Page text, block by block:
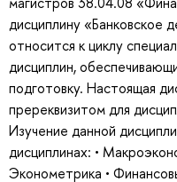
дисциплину «Банковское
относится к циклу
дисциплин,
подготовку. Настоящая
пререквизитом для
Изучение данной
дисциплинах: •
Эконометрика •